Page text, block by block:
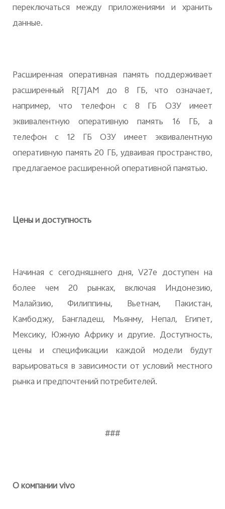
переключаться между приложениями и хранить
данные.
Расширенная оперативная память поддерживает
расширенный R[7]AM до 8 ГБ, что означает,
например, что телефон с 8 ГБ ОЗУ имеет
эквивалентную оперативную память 16 ГБ, а
телефон с 12 ГБ ОЗУ имеет эквивалентную
оперативную память 20 ГБ, удваивая пространство,
предлагаемое расширенной оперативной памятью.
Цены и доступность
Начиная с сегодняшнего дня, V27e доступен на
более чем 20 рынках, включая Индонезию,
Малайзию, Филиппины, Вьетнам, Пакистан,
Камбоджу, Бангладеш, Мьянму, Непал, Египет,
Мексику, Южную Африку и другие. Доступность,
цены и спецификации каждой модели будут
варьироваться в зависимости от условий местного
рынка и предпочтений потребителей.
###
О компании vivo